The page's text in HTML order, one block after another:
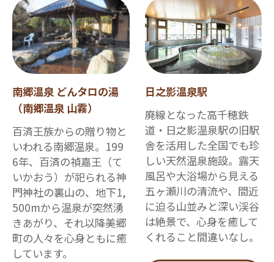
南郷温泉 どんタロの湯
（南郷温泉 山霧）
百済王族からの贈り物と
いわれる南郷温泉。199
6年、百済の禎嘉王（て
いかおう）が祀られる神
門神社の裏山の、地下1,
500mから温泉が突然湧
きあがり、それ以降美郷
町の人々を心身ともに癒
しています。
日之影温泉駅
廃線となった高千穂鉄
道・日之影温泉駅の旧駅
舎を活用した全国でも珍
しい天然温泉施設。露天
風呂や大浴場から見える
五ヶ瀬川の清流や、間近
に迫る山並みと深い渓谷
は絶景で、心身を癒して
くれること間違いなし。